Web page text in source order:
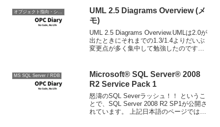
オブジェクト指向・システム開発
UML 2.5 Diagrams Overview (メ
モ)
UML 2.5 Diagrams Overview.UMLは2.0が
出たときにそれまでの1.3/1.4よりだいぶ
変更点が多く集中して勉強したのです
用上あんまり困らなかっ...
MS SQL Server / RDB
Microsoft® SQL Server® 2008
R2 Service Pack 1
怒濤のSQL Severラッシュ！！ というこ
とで、SQL Server 2008 R2 SP1が公開さ
れています。 上記日本語のページでは